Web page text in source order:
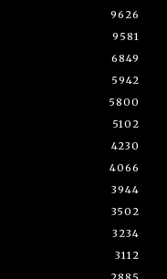
9626
9581
6849
5942
5800
5102
4230
4066
3944
3502
3234
3112